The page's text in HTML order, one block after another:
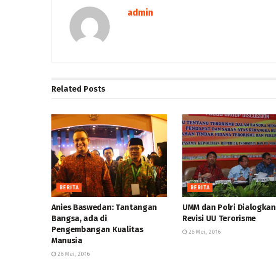
admin
Related Posts
BERITA
Anies Baswedan: Tantangan
Bangsa, ada di
Pengembangan Kualitas
Manusia
26 Mei, 2016
BERITA
UMM dan Polri Dialogkan
Revisi UU Terorisme
26 Mei, 2016